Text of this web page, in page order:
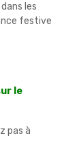
les
festive
le
pas à